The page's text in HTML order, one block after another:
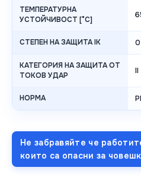
ТЕМПЕРАТУРНА
УСТОЙЧИВОСТ [°C]
СТЕПЕН НА ЗАЩИТА IK
КАТЕГОРИЯ НА ЗАЩИТА ОТ
ТОКОВ УДАР
II
НОРМА
Не забравяйте че
които са опасни за